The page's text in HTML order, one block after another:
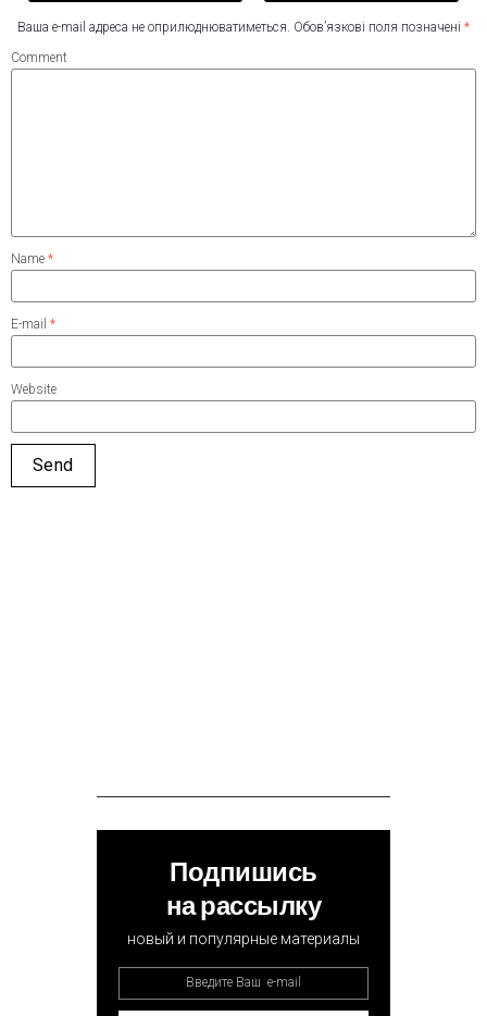
Ваша e-mail адреса не оприлюднюватиметься. Обов’язкові поля позначені *
Comment
Name *
E-mail *
Website
Подпишись
на рассылку
новый и популярные материалы